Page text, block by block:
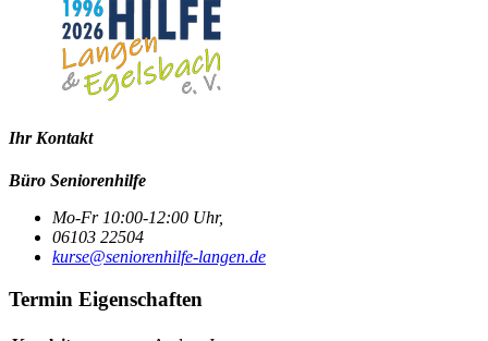
Ihr Kontakt
Büro Seniorenhilfe
Mo-Fr 10:00-12:00 Uhr,
06103 22504
kurse@seniorenhilfe-langen.de
Termin Eigenschaften